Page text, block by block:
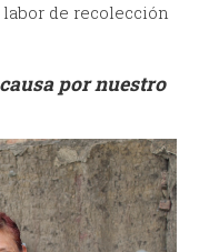
de recolección
por nuestro